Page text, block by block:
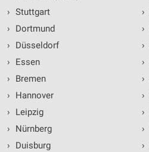
› Stuttgart
›
Dortmund
›
Düsseldorf
›
Essen
›
Bremen
›
Hannover
›
Leipzig
›
Nürnberg
›
Duisburg
›
›
›
›
›
›
›
›
›